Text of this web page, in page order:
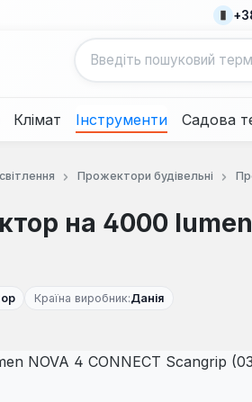
Клімат Інструменти Садова
Прожектори будівельні
на 4000 lumen
Країна виробник:Данія